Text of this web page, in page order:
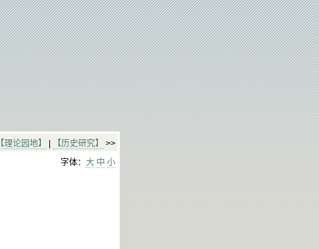
【理论园地】 【历史研究】
>>
字体： 大 中 小